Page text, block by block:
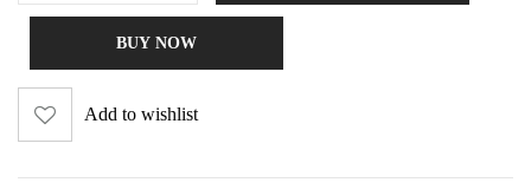
BUY NOW
Add to wishlist